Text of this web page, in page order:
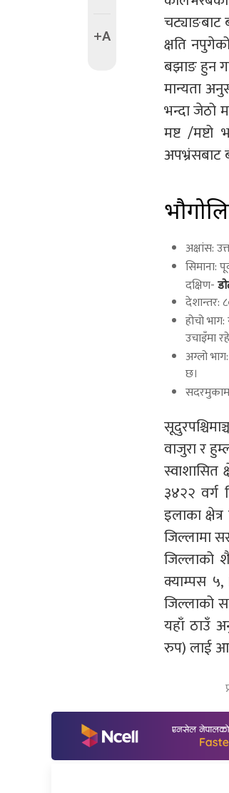
+A
चट्याङबाट
क्षति
बझाङ हुन
मान्यता
भन्दा जेठो
मष्ट /मष्टो
अपभ्रंसबाट
अक्षांस:
सिमाना:
दक्षिण-
देशान्तर:
होचो
उचाइँमा
अग्लो
छ।
वाजुरा र
स्वाशासित
३४२२ वर्ग
इलाका
जिल्लामा
जिल्लाको
क्याम्पस
जिल्लाको
यहाँ ठाउँ
रुप) लाई आ-